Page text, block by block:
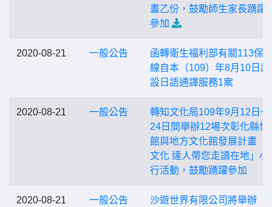
畫乙份，鼓勵師生家長踴躍
參加
2020-08-21 一般公告
函轉衛生福利部有關113保
線自本（109）年8月10日起
設日語通譯服務1案
2020-08-21 一般公告
轉知文化局109年9月12日
24日間舉辦12場次彰化縣博
館與地方文化館發展計畫「
文化 達人帶您走讀在地」小
行活動，鼓勵踴躍參加
2020-08-21 一般公告
沙遊世界有限公司將舉辦「